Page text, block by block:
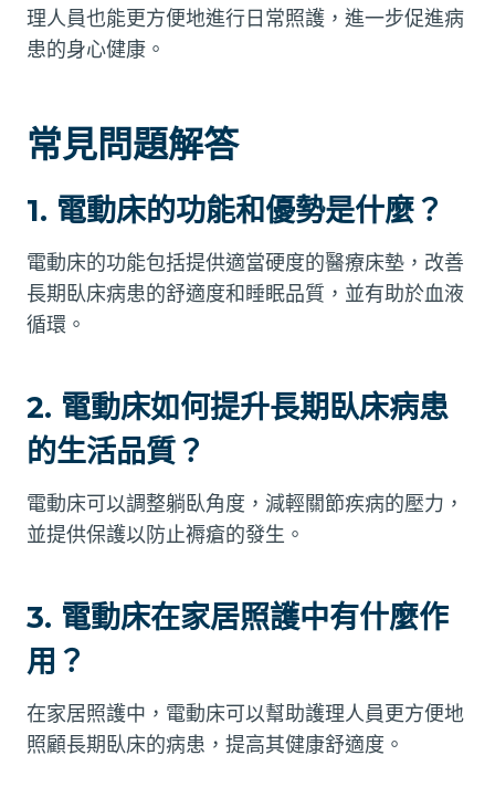
理人員也能更方便地進行日常照護，進一步促進病
患的身心健康。
常見問題解答
1. 電動床的功能和優勢是什麼？
電動床的功能包括提供適當硬度的醫療床墊，改善
長期臥床病患的舒適度和睡眠品質，並有助於血液
循環。
2. 電動床如何提升長期臥床病患
的生活品質？
電動床可以調整躺臥角度，減輕關節疾病的壓力，
並提供保護以防止褥瘡的發生。
3. 電動床在家居照護中有什麼作
用？
在家居照護中，電動床可以幫助護理人員更方便地
照顧長期臥床的病患，提高其健康舒適度。